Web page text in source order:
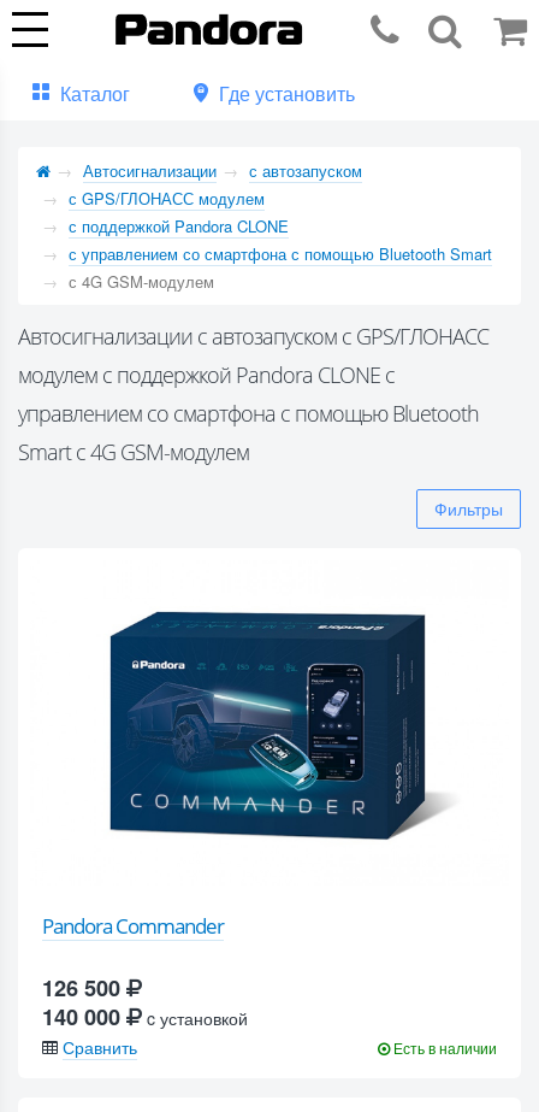
Каталог Где установить
Автосигнализации
с автозапуском
с GPS/ГЛОНАСС модулем
с поддержкой Pandora CLONE
с управлением со смартфона с помощью Bluetooth Smart
с 4G GSM-модулем
Автосигнализации с автозапуском с GPS/ГЛОНАСС
модулем с поддержкой Pandora CLONE с
управлением со смартфона с помощью Bluetooth
Smart с 4G GSM-модулем
Фильтры
Pandora Commander
126 500
140 000
c установкой
Сравнить
Есть в наличии